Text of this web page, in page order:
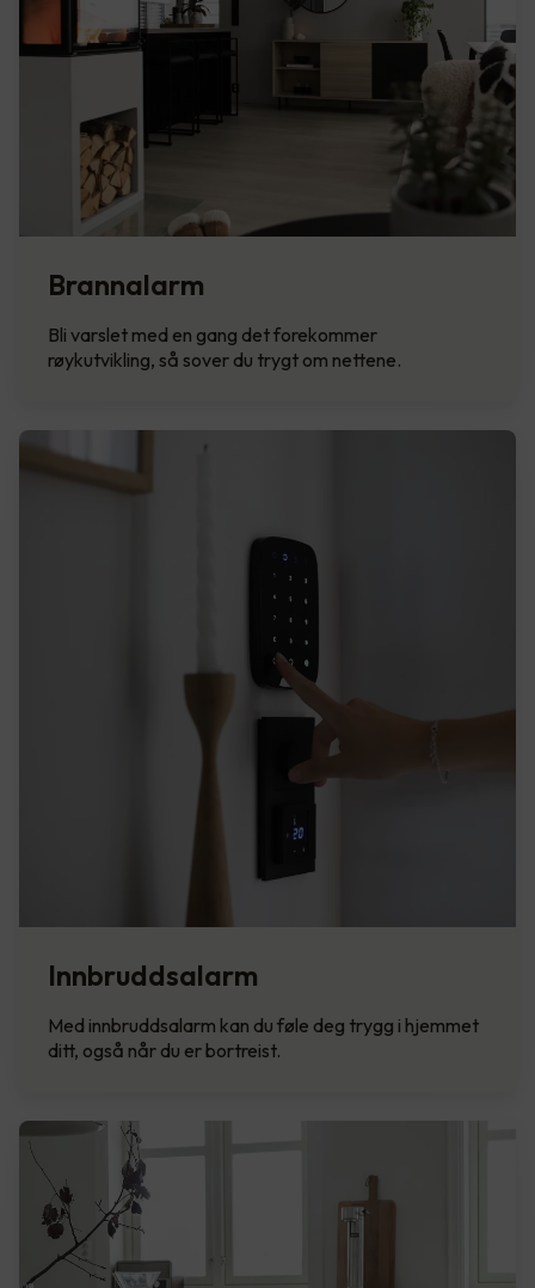
Brannalarm
Bli varslet med en gang det forekommer
røykutvikling, så sover du trygt om nettene.
Innbruddsalarm
Med innbruddsalarm kan du føle deg trygg i hjemmet
ditt, også når du er bortreist.